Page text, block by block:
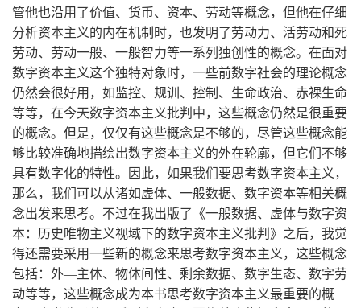
管他也沿用了价值、货币、资本、劳动等概念，但他在仔细
分析资本主义的内在机制时，也发明了劳动力、活劳动和死
劳动、劳动一般、一般智力等一系列独创性的概念。在面对
数字资本主义这个独特对象时，一些前数字社会的理论概念
仍然会很好用，如监控、规训、控制、生命政治、赤裸生命
等等，在今天数字资本主义批判中，这些概念仍然是很重要
的概念。但是，仅仅有这些概念是不够的，尽管这些概念能
够比较准确地描绘出数字资本主义的外在轮廓，但它们不够
具有数字化的特性。因此，如果我们要思考数字资本主义，
那么，我们可以从诸如虚体、一般数据、数字资本等相关概
念出发来思考。不过在我出版了《一般数据、虚体与数字资
本：历史唯物主义视域下的数字资本主义批判》之后，我觉
得还需要采用一些新的概念来思考数字资本主义，这些概念
包括：外—主体、物体间性、剩余数据、数字生态、数字劳
动等等，这些概念成为本书思考数字资本主义最重要的概